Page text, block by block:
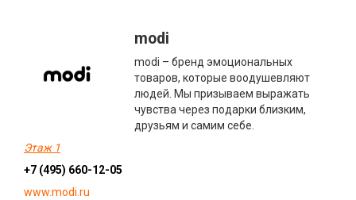
modi
modi – бренд эмоциональных
товаров, которые воодушевляют
людей. Мы призываем выражать
чувства через подарки близким,
друзьям и самим себе.
Этаж 1
+7 (495) 660-12-05
www.modi.ru